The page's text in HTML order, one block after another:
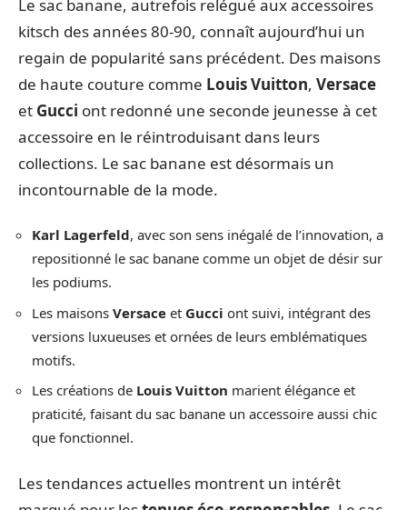
Le sac banane, autrefois relégué aux accessoires
kitsch des années 80-90, connaît aujourd’hui un
regain de popularité sans précédent. Des maisons
de haute couture comme Louis Vuitton, Versace
et Gucci ont redonné une seconde jeunesse à cet
accessoire en le réintroduisant dans leurs
collections. Le sac banane est désormais un
incontournable de la mode.
Karl Lagerfeld, avec son sens inégalé de l’innovation, a
repositionné le sac banane comme un objet de désir sur
les podiums.
Les maisons Versace et Gucci ont suivi, intégrant des
versions luxueuses et ornées de leurs emblématiques
motifs.
Les créations de Louis Vuitton marient élégance et
praticité, faisant du sac banane un accessoire aussi chic
que fonctionnel.
Les tendances actuelles montrent un intérêt